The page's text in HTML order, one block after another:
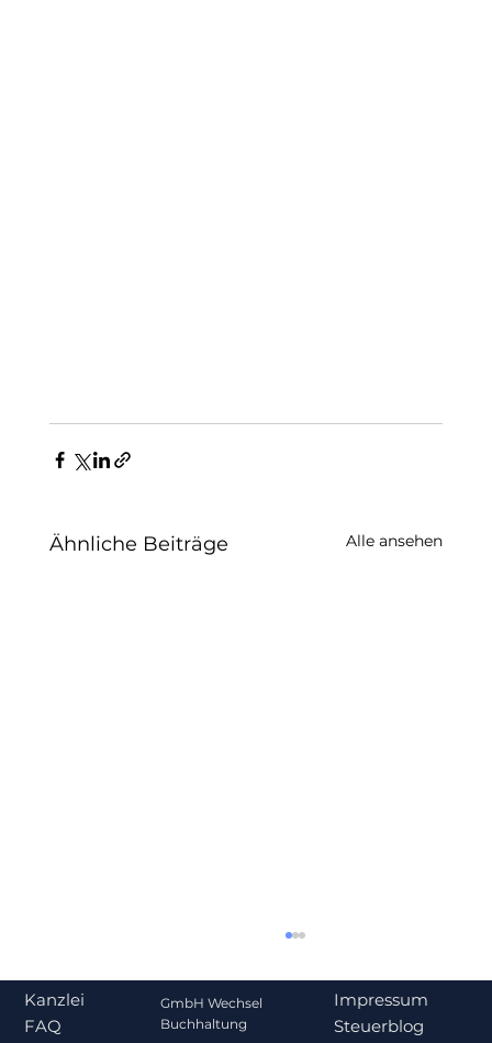
Ähnliche Beiträge Alle ansehen
Kanzlei
FAQ
Impressum
Steuerblog
GmbH Wechsel
Buchhaltung